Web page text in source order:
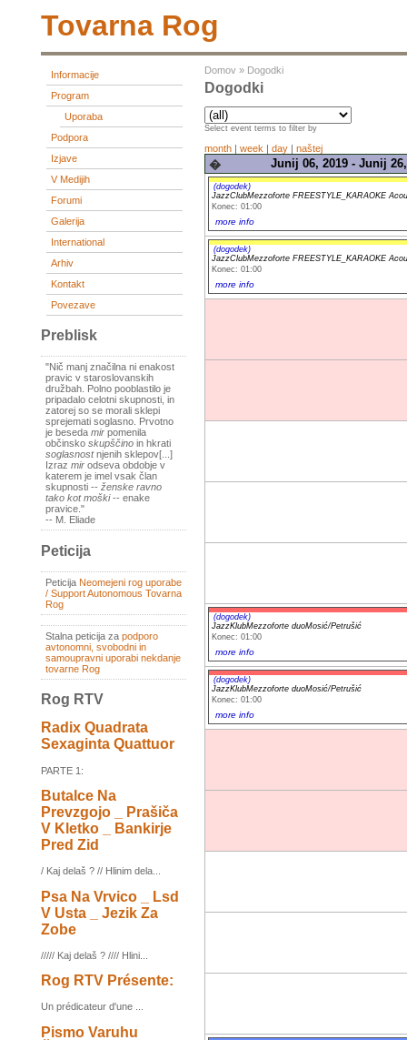
Tovarna Rog
Informacije
Program
Uporaba
Podpora
Izjave
V Medijih
Forumi
Galerija
International
Arhiv
Kontakt
Povezave
Preblisk
"Nič manj značilna ni enakost
pravic v staroslovanskih
družbah. Polno pooblastilo je
pripadalo celotni skupnosti, in
zatorej so se morali sklepi
sprejemati soglasno. Prvotno
je beseda mir pomenila
občinsko skupščino in hkrati
soglasnostnjenih sklepov[...]
Izraz mir odseva obdobje v
katerem je imel vsak član
skupnosti -- ženske ravno
tako kot moški-- enake
pravice."
-- M. Eliade
Peticija
Peticija Neomejeni rog uporabe
/ Support Autonomous Tovarna
Rog
Stalna peticija za podporo
avtonomni, svobodni in
samoupravni uporabi nekdanje
tovarne Rog
Rog RTV
Radix Quadrata
Sexaginta Quattuor
PARTE 1:
Butalce Na
Prevzgojo _ Prašiča
V Kletko _ Bankirje
Pred Zid
/ Kaj delaš ? // Hlinim dela...
Psa Na Vrvico _ Lsd
V Usta _ Jezik Za
Zobe
///// Kaj delaš ? //// Hlini...
Rog RTV Présente:
Un prédicateur d'une ...
Pismo Varuhu
Domov » Dogodki
Dogodki
Select event terms to filter by
month | week | day | naštej
� Junij 06, 2019 - Junij
(dogodek)
JazzClubMezzoforte FREESTYLE_KARAOKE
Konec: 01:00
more info
(dogodek)
JazzClubMezzoforte FREESTYLE_KARAOKE
Konec: 01:00
more info
(dogodek)
JazzKlubMezzoforte duoMosić/Petrušić
Konec: 01:00
more info
(dogodek)
JazzKlubMezzoforte duoMosić/Petrušić
Konec: 01:00
more info